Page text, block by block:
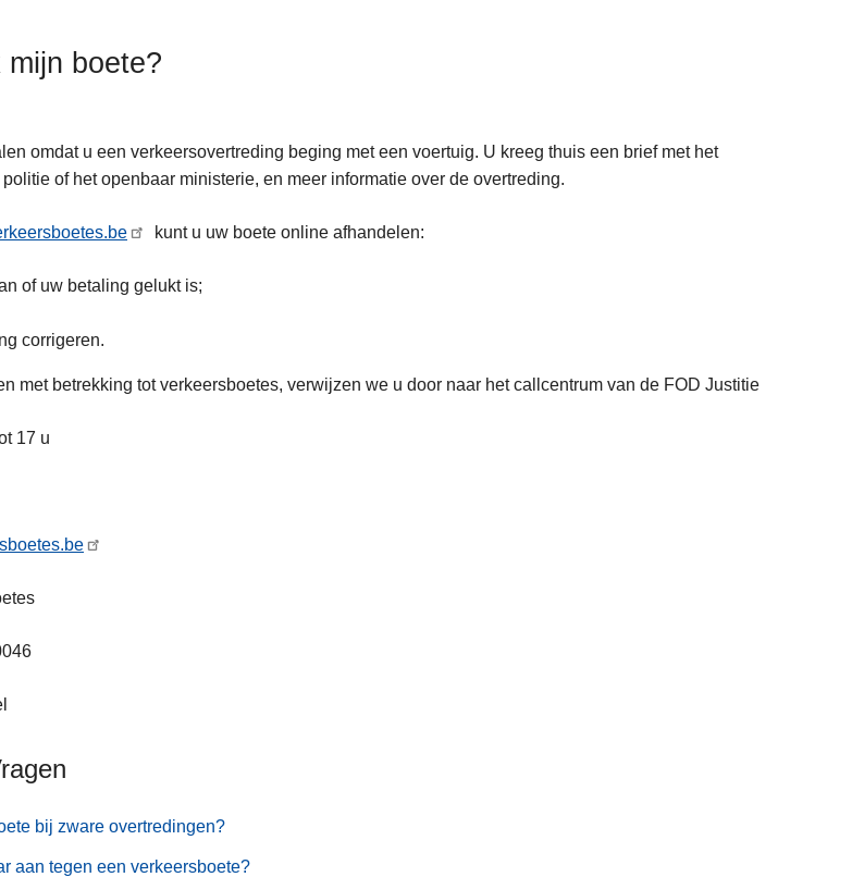
boete?
omdat u een verkeersovertreding beging met een voertuig. U kreeg thuis een brief met het
of het openbaar ministerie, en meer informatie over de overtreding.
kunt u uw boete online afhandelen:
of uw betaling gelukt is;
corrigeren.
met betrekking tot verkeersboetes, verwijzen we u door naar het callcentrum van de FOD Justitie
17 u
bij zware overtredingen?
aan tegen een verkeersboete?